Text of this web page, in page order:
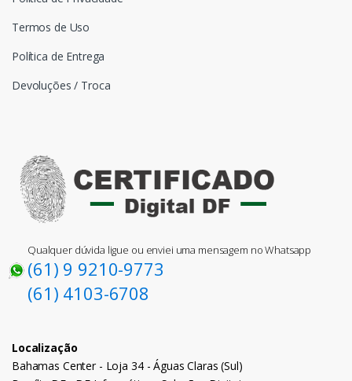
Termos de Uso
Política de Entrega
Devoluções / Troca
Qualquer dúvida ligue ou enviei uma mensagem no Whatsapp
(61) 9 9210-9773
(61) 4103-6708
Localização
Bahamas Center - Loja 34 - Águas Claras (Sul)